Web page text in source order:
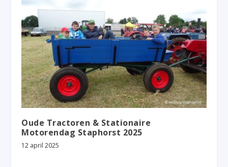
Oude Tractoren & Stationaire
Motorendag Staphorst 2025
12 april 2025